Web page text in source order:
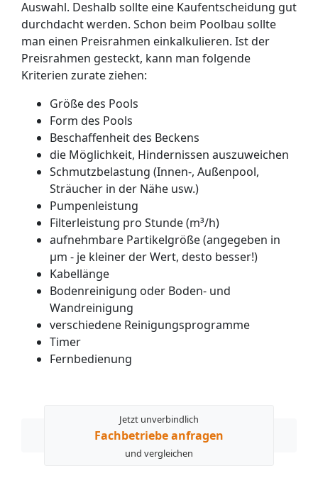
Auswahl. Deshalb sollte eine Kaufentscheidung gut
durchdacht werden. Schon beim Poolbau sollte
man einen Preisrahmen einkalkulieren. Ist der
Preisrahmen gesteckt, kann man folgende
Kriterien zurate ziehen:
Größe des Pools
Form des Pools
Beschaffenheit des Beckens
die Möglichkeit, Hindernissen auszuweichen
Schmutzbelastung (Innen-, Außenpool,
Sträucher in der Nähe usw.)
Pumpenleistung
Filterleistung pro Stunde (m³/h)
aufnehmbare Partikelgröße (angegeben in
µm - je kleiner der Wert, desto besser!)
Kabellänge
Bodenreinigung oder Boden- und
Wandreinigung
verschiedene Reinigungsprogramme
Timer
Fernbedienung
Jetzt unverbindlich
Fachbetriebe anfragen
und vergleichen